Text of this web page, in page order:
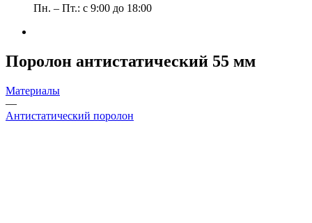
Пн. – Пт.: с 9:00 до 18:00
Поролон антистатический 55 мм
Материалы
—
Антистатический поролон